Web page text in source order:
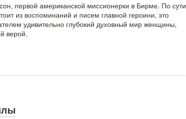
первой американской миссионерки в Бирме. По сути
из воспоминаний и писем главной героини, это
удивительно глубокий духовный мир женщины,
верой.